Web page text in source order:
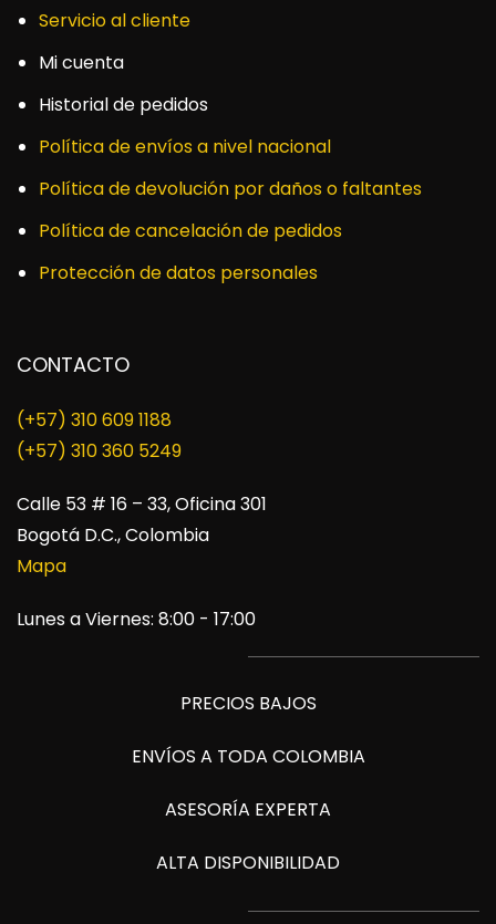
Servicio al cliente
Mi cuenta
Historial de pedidos
Política de envíos a nivel nacional
Política de devolución por daños o faltantes
Política de cancelación de pedidos
Protección de datos personales
CONTACTO
(+57) 310 609 1188
​(+57) 310 360 5249
Calle 53 # 16 – 33, Oficina 301
Bogotá D.C., Colombia
Mapa
Lunes a Viernes: 8:00 - 17:00
PRECIOS BAJOS
ENVÍOS A TODA COLOMBIA
ASESORÍA EXPERTA
ALTA DISPONIBILIDAD